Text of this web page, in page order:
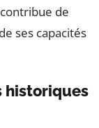
de
ses capacités
historiques